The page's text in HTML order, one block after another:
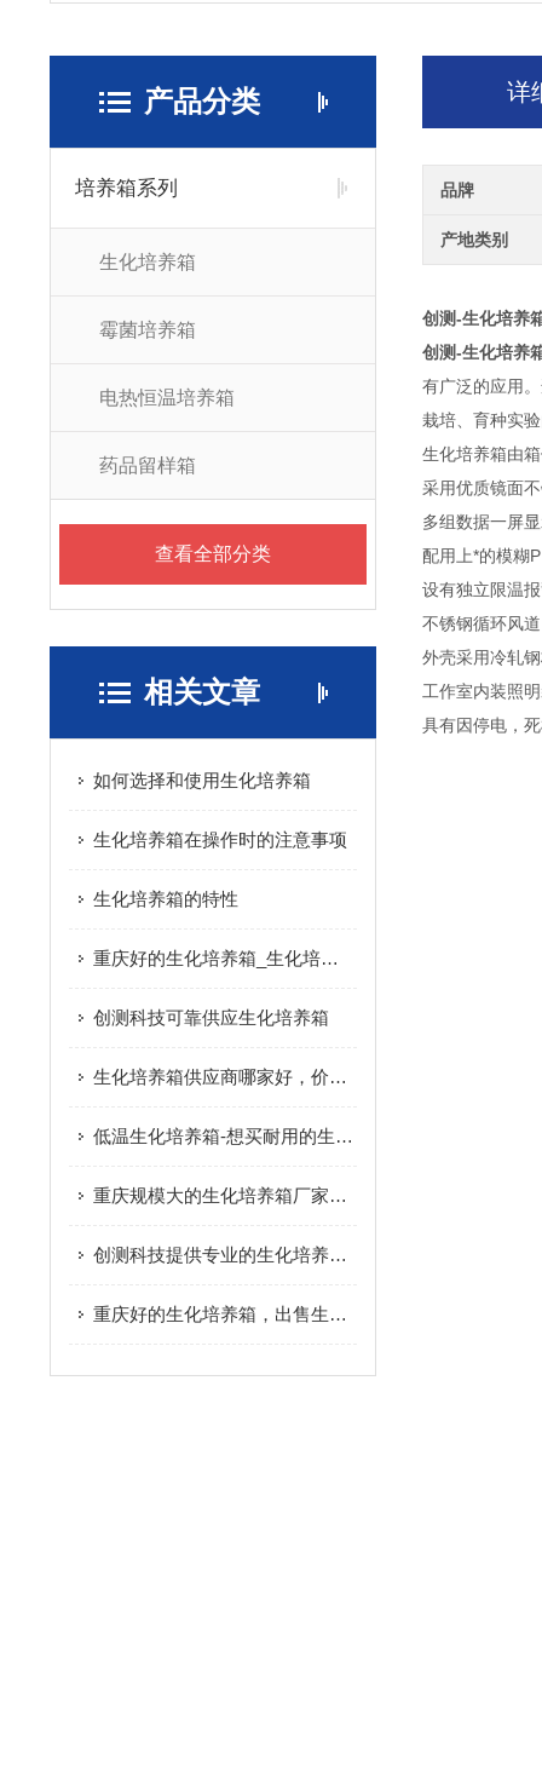
产品分类
培养箱系列
生化培养箱
霉菌培养箱
电热恒温培养箱
药品留样箱
查看全部分类
相关文章
如何选择和使用生化培养箱
生化培养箱在操作时的注意事项
生化培养箱的特性
重庆好的生化培养箱_生化培养箱供应商
创测科技可靠供应生化培养箱
生化培养箱供应商哪家好，价位合理的生化培养箱
低温生化培养箱-想买耐用的生化培养箱就来创测科技
重庆规模大的生化培养箱厂家推荐_具有价值的生化培养箱
创测科技提供专业的生化培养箱-生化培养箱价格如何
重庆好的生化培养箱，出售生化培养箱
详
品牌
产地类别
创测-生化培养
创测-生化培养
有广泛的应用
栽培、育种实
生化培养箱由
采用优质镜面
多组数据一屏
配用上*的模糊
设有独立限温
不锈钢循环风
外壳采用冷轧
工作室内装照
具有因停电，